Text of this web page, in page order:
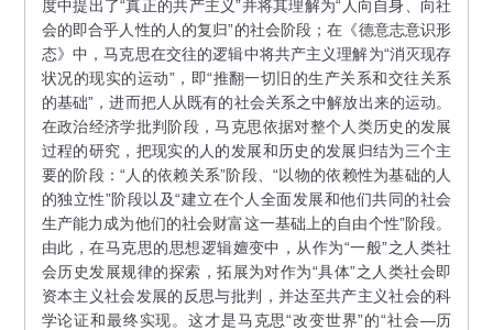
度中提出了“真正的共产主义”并将其理解为“人向自身、向社
会的即合乎人性的人的复归”的社会阶段；在《德意志意识形
态》中，马克思在交往的逻辑中将共产主义理解为“消灭现存
状况的现实的运动”，即“推翻一切旧的生产关系和交往关系
的基础”，进而把人从既有的社会关系之中解放出来的运动。
在政治经济学批判阶段，马克思依据对整个人类历史的发展
过程的研究，把现实的人的发展和历史的发展归结为三个主
要的阶段：“人的依赖关系”阶段、“以物的依赖性为基础的人
的独立性”阶段以及“建立在个人全面发展和他们共同的社会
生产能力成为他们的社会财富这一基础上的自由个性”阶段。
由此，在马克思的思想逻辑嬗变中，从作为“一般”之人类社
会历史发展规律的探索，拓展为对作为“具体”之人类社会即
资本主义社会发展的反思与批判，并达至共产主义社会的科
学论证和最终实现。这才是马克思“改变世界”的“社会—历